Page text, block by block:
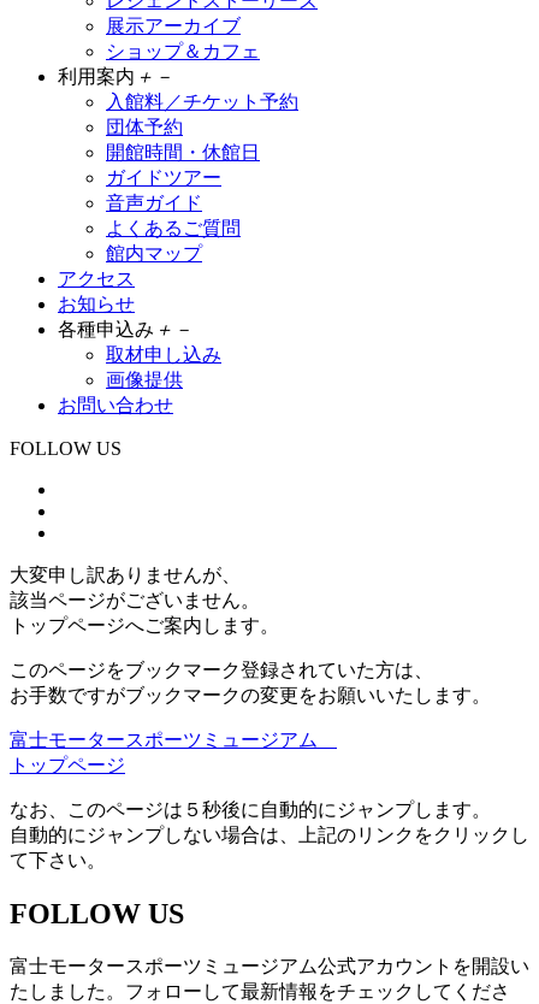
展示アーカイブ
ショップ＆カフェ
利用案内 ＋ －
入館料／チケット予約
団体予約
開館時間・休館日
ガイドツアー
音声ガイド
よくあるご質問
館内マップ
アクセス
お知らせ
各種申込み ＋ －
取材申し込み
画像提供
お問い合わせ
FOLLOW US
大変申し訳ありませんが、
該当ページがございません。
トップページへご案内します。
このページをブックマーク登録されていた方は、
お手数ですがブックマークの変更をお願いいたします。
富士モータースポーツミュージアム
トップページ
なお、このページは５秒後に自動的にジャンプします。
自動的にジャンプしない場合は、上記のリンクをクリックし
て下さい。
FOLLOW US
富士モータースポーツミュージアム公式アカウントを開設い
たしました。フォローして最新情報をチェックしてくださ